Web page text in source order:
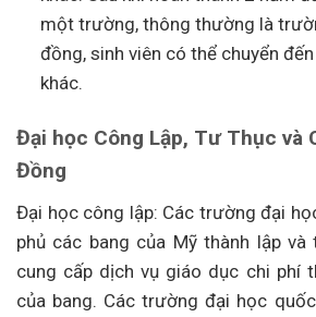
một trường, thông thường là
đồng, sinh viên có thể chuyển
khác.
Đại học Công Lập, Tư Thục và
Đồng
Đại học công lập: Các trường đại
phủ các bang của Mỹ thành lập
cung cấp dịch vụ giáo dục chi phí
của bang. Các trường đại học